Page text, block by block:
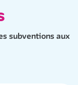
subventions aux